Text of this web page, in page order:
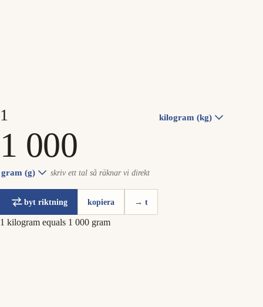
kilogram (kg)
gram (g) skriv ett tal så räknar vi direkt
byt riktning kopiera → t
1 kilogram equals 1 000 gram